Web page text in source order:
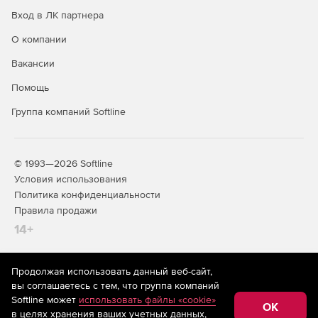
Вход в ЛК партнера
О компании
Вакансии
Помощь
Группа компаний Softline
© 1993—2026 Softline
Условия использования
Политика конфиденциальности
Правила продажи
14+
На информационном ресурсе store.softline.ru применяются
рекомендательные технологии(информационные технологии
предоставления информации на основе сбора,
систематизации и анализа сведений, относящихся к
Продолжая использовать данный веб-сайт,
вы соглашаетесь с тем, что группа компаний
Softline может использовать файлы «cookie»
в целях хранения ваших учетных данных,
OK